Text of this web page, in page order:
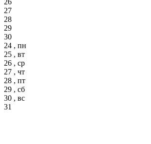
27
28
29
30
24 , пн
25 , вт
26 , ср
27 , чт
28 , пт
29 , сб
30 , вс
31